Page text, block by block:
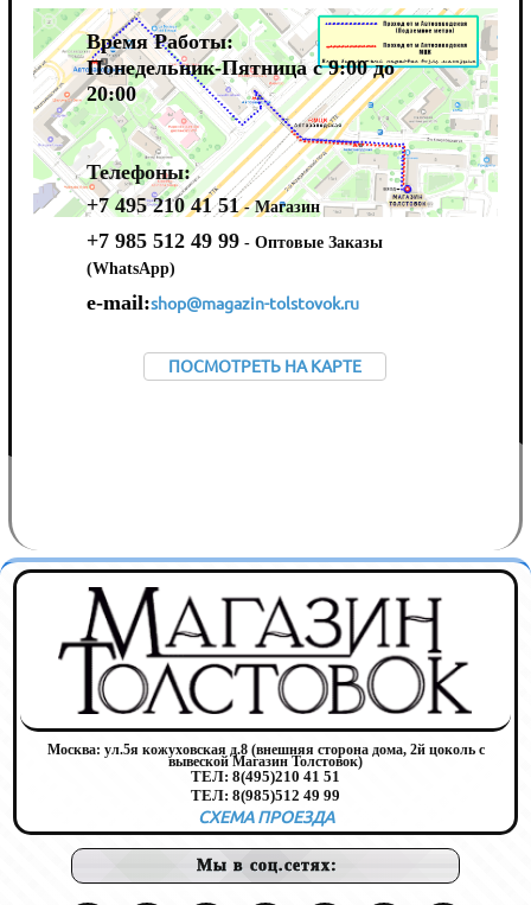
Время Работы:
Понедельник-Пятница с 9:00 до
20:00
Телефоны:
+7 495 210 41 51 - Магазин
+7 985 512 49 99 - Оптовые Заказы
(WhatsApp)
e-mail:shop@magazin-tolstovok.ru
ПОСМОТРЕТЬ НА КАРТЕ
Москва: ул.5я кожуховская д.8 (внешняя сторона дома, 2й цоколь с
вывеской Магазин Толстовок)
ТЕЛ: 8(495)210 41 51
ТЕЛ: 8(985)512 49 99
СХЕМА ПРОЕЗДА
Мы в соц.сетях: